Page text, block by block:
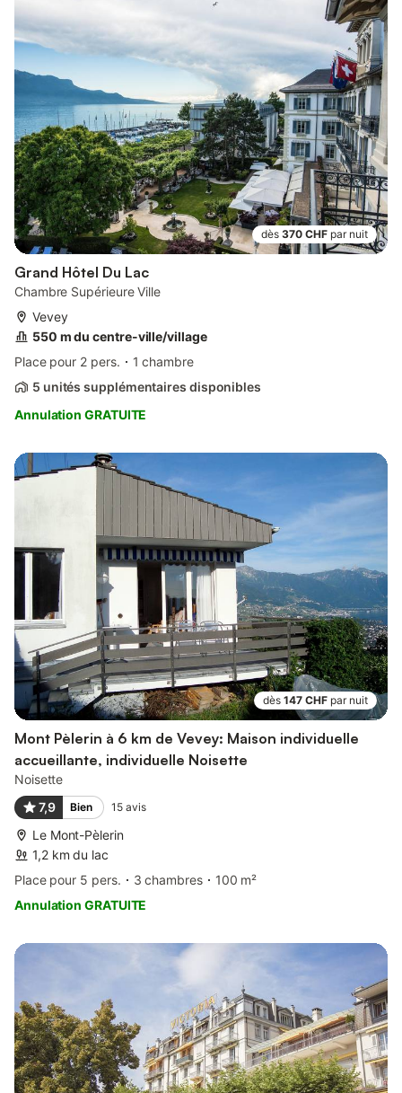
dès 370 CHF par nuit
Grand Hôtel Du Lac
Chambre Supérieure Ville
Vevey
550 m du centre-ville/village
Place pour 2 pers.
1 chambre
5 unités supplémentaires disponibles
Annulation GRATUITE
dès 147 CHF par nuit
Mont Pèlerin à 6 km de Vevey: Maison individuelle
accueillante, individuelle Noisette
Noisette
7,9
Bien 15 avis
Le Mont-Pèlerin
1,2 km du lac
Place pour 5 pers.
3 chambres
100 m²
Annulation GRATUITE